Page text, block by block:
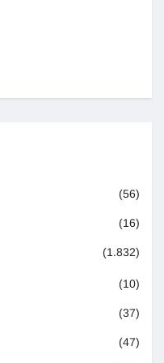
(56)
(16)
(1.832)
(10)
(37)
(47)